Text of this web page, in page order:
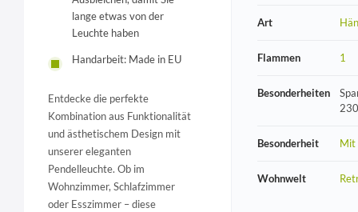
lange etwas von der
Leuchte haben
Handarbeit: Made in EU
Entdecke die perfekte
Kombination aus Funktionalität
und ästhetischem Design mit
unserer eleganten
Pendelleuchte. Ob im
Wohnzimmer, Schlafzimmer
oder Esszimmer – diese
Art
Flammen 1
Besonderheiten
Besonderheit Mit
Wohnwelt